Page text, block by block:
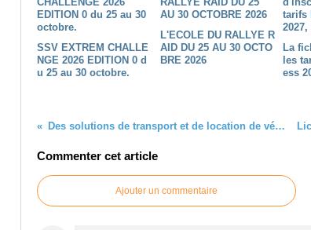
SSV EXTREM CHALLE
NGE 2026 EDITION 0 d
u 25 au 30 octobre.
L'ECOLE DU RALLYE R
AID DU 25 AU 30 OCTO
BRE 2026
La
les
ess
Des solutions de transport et de location de véhicules pour le M'Hamid Express 2014
Commenter cet article
Ajouter un commentaire